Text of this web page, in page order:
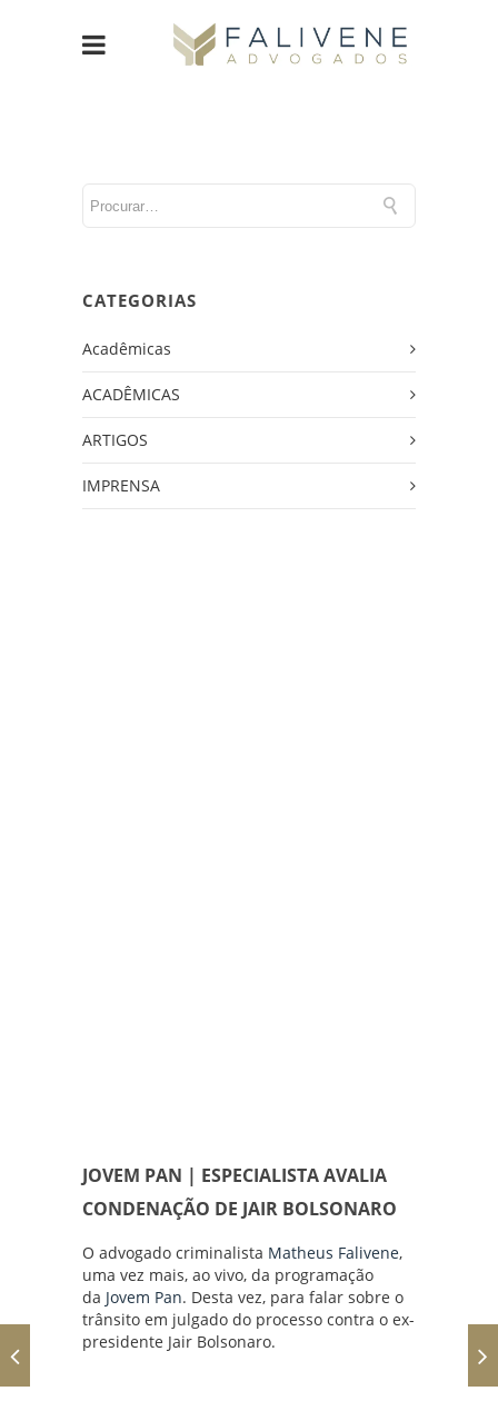
CATEGORIAS
Acadêmicas
ACADÊMICAS
ARTIGOS
IMPRENSA
JOVEM PAN | ESPECIALISTA AVALIA
CONDENAÇÃO DE JAIR BOLSONARO
O advogado criminalista Matheus Falivene,
uma vez mais, ao vivo, da programação
da Jovem Pan. Desta vez, para falar sobre o
trânsito em julgado do processo contra o ex-
presidente Jair Bolsonaro.